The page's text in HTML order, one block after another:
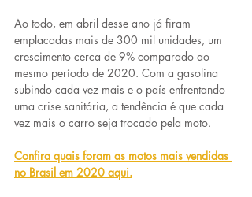
Ao todo, em abril desse ano já firam
emplacadas mais de 300 mil unidades, um
crescimento cerca de 9% comparado ao
mesmo período de 2020. Com a gasolina
subindo cada vez mais e o país enfrentando
uma crise sanitária, a tendência é que cada
vez mais o carro seja trocado pela moto.
Confira quais foram as motos mais vendidas
no Brasil em 2020 aqui.